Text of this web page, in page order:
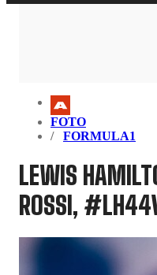
FOTO
FORMULA1
LEWIS
ROSSI,